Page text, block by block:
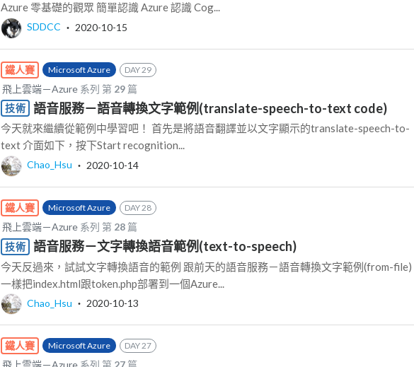
Azure 零基礎的觀眾 簡單認識 Azure 認識 Cog...
SDDCC ‧ 2020-10-15
鐵人賽 Microsoft Azure DAY 29
飛上雲端－Azure 系列 第 29 篇
技術
語音服務－語音轉換文字範例(translate-speech-to-text code)
今天就來繼續從範例中學習吧！ 首先是將語音翻譯並以文字顯示的translate-speech-to-
text 介面如下，按下Start recognition...
Chao_Hsu ‧ 2020-10-14
鐵人賽 Microsoft Azure DAY 28
飛上雲端－Azure 系列 第 28 篇
技術
語音服務－文字轉換語音範例(text-to-speech)
今天反過來，試試文字轉換語音的範例 跟前天的語音服務－語音轉換文字範例(from-file)
一樣把index.html跟token.php部署到一個Azure...
Chao_Hsu ‧ 2020-10-13
鐵人賽 Microsoft Azure DAY 27
飛上雲端－Azure 系列 第 27 篇